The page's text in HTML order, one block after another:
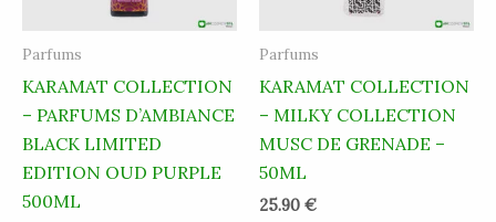
Parfums
KARAMAT COLLECTION
– PARFUMS D’AMBIANCE
BLACK LIMITED
EDITION OUD PURPLE
500ML
Parfums
KARAMAT COLLECTION
– MILKY COLLECTION
MUSC DE GRENADE –
50ML
25.90 €